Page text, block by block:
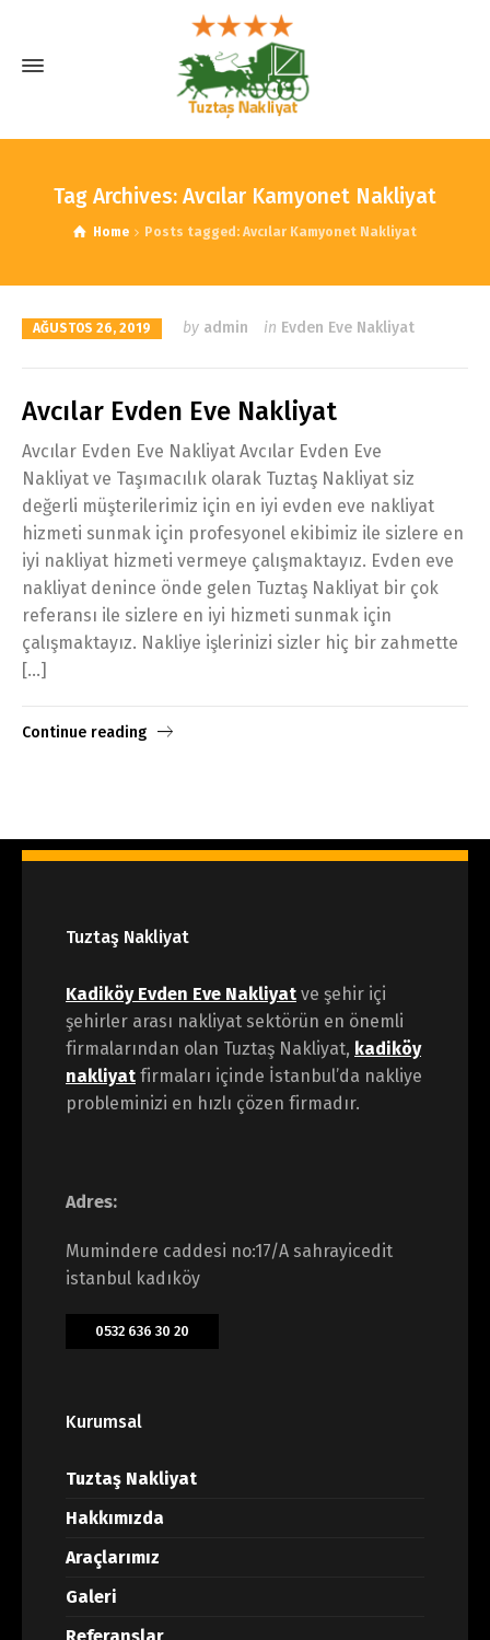
Tag Archives: Avcılar Kamyonet Nakliyat
Home Posts tagged: Avcılar Kamyonet Nakliyat
AĞUSTOS 26, 2019 by admin in Evden Eve Nakliyat
Avcılar Evden Eve Nakliyat
Avcılar Evden Eve Nakliyat Avcılar Evden Eve
Nakliyat ve Taşımacılık olarak Tuztaş Nakliyat siz
değerli müşterilerimiz için en iyi evden eve nakliyat
hizmeti sunmak için profesyonel ekibimiz ile sizlere en
iyi nakliyat hizmeti vermeye çalışmaktayız. Evden eve
nakliyat denince önde gelen Tuztaş Nakliyat bir çok
referansı ile sizlere en iyi hizmeti sunmak için
çalışmaktayız. Nakliye işlerinizi sizler hiç bir zahmette
[…]
Continue reading
Tuztaş Nakliyat
Kadiköy Evden Eve Nakliyat ve şehir içi
şehirler arası nakliyat sektörün en önemli
firmalarından olan Tuztaş Nakliyat, kadiköy
nakliyat firmaları içinde İstanbul’da nakliye
probleminizi en hızlı çözen firmadır.
Adres:
Mumindere caddesi no:17/A sahrayicedit
istanbul kadıköy
0532 636 30 20
Kurumsal
Tuztaş Nakliyat
Hakkımızda
Araçlarımız
Galeri